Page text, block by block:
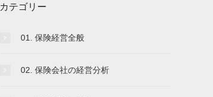
カテゴリー
01. 保険経営全般
02. 保険会社の経営分析